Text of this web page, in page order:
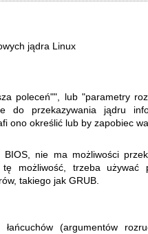
jądra Linux
poleceń"", lub "parametry
do przekazywania jądru
ono określić lub by zapobiec
nie ma możliwości
możliwość, trzeba używać
takiego jak GRUB.
(argumentów